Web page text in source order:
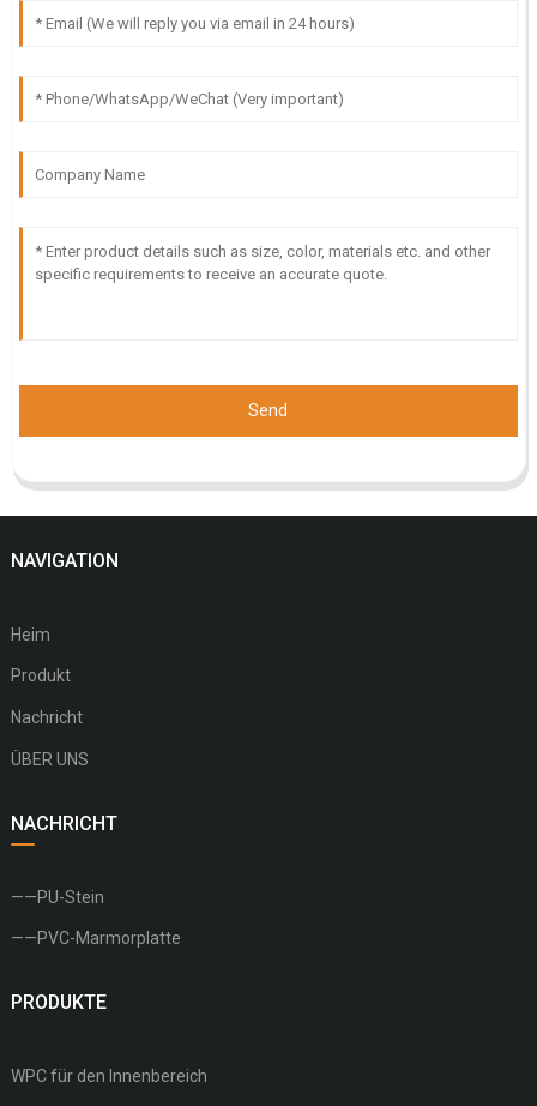
Send
NAVIGATION
Heim
Produkt
Nachricht
ÜBER UNS
NACHRICHT
——PU-Stein
——PVC-Marmorplatte
PRODUKTE
WPC für den Innenbereich